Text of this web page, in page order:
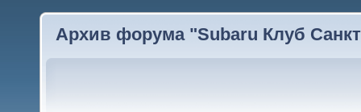
Архив форума "Subaru Клуб